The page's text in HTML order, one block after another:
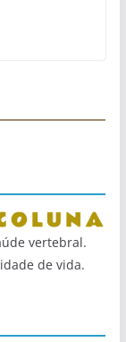
vertebral.
de vida.